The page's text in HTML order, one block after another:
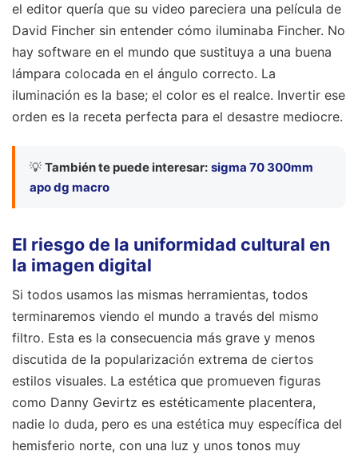
el editor quería que su video pareciera una película de
David Fincher sin entender cómo iluminaba Fincher. No
hay software en el mundo que sustituya a una buena
lámpara colocada en el ángulo correcto. La
iluminación es la base; el color es el realce. Invertir ese
orden es la receta perfecta para el desastre mediocre.
💡 También te puede interesar: sigma 70 300mm
apo dg macro
El riesgo de la uniformidad cultural en
la imagen digital
Si todos usamos las mismas herramientas, todos
terminaremos viendo el mundo a través del mismo
filtro. Esta es la consecuencia más grave y menos
discutida de la popularización extrema de ciertos
estilos visuales. La estética que promueven figuras
como Danny Gevirtz es estéticamente placentera,
nadie lo duda, pero es una estética muy específica del
hemisferio norte, con una luz y unos tonos muy